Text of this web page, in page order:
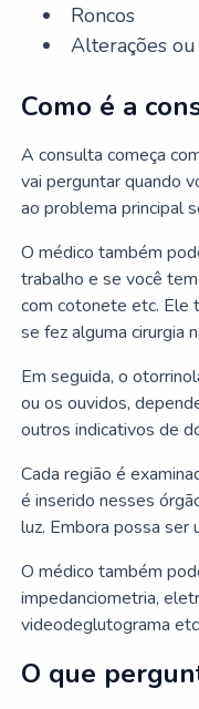
Roncos
Alterações
Como é a
A consulta começa
vai perguntar quando
ao problema principal
O médico também
trabalho e se você
com cotonete etc. Ele
se fez alguma cirurgia
Em seguida, o
ou os ouvidos,
outros indicativos de
Cada região é
é inserido nesses
luz. Embora possa ser
O médico também
impedanciometria,
videodeglutograma
O que